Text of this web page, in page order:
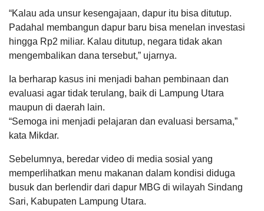
“Kalau ada unsur kesengajaan, dapur itu bisa ditutup.
Padahal membangun dapur baru bisa menelan investasi
hingga Rp2 miliar. Kalau ditutup, negara tidak akan
mengembalikan dana tersebut,” ujarnya.
Ia berharap kasus ini menjadi bahan pembinaan dan
evaluasi agar tidak terulang, baik di Lampung Utara
maupun di daerah lain.
“Semoga ini menjadi pelajaran dan evaluasi bersama,”
kata Mikdar.
Sebelumnya, beredar video di media sosial yang
memperlihatkan menu makanan dalam kondisi diduga
busuk dan berlendir dari dapur MBG di wilayah Sindang
Sari, Kabupaten Lampung Utara.